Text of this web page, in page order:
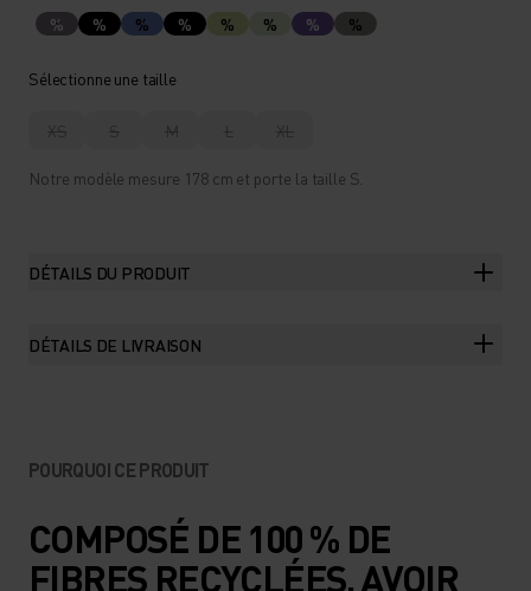
% % % % % % % %
Sélectionne une taille
XS S M L XL
Notre modèle mesure 178 cm et porte la taille S.
DÉTAILS DU PRODUIT
DÉTAILS DE LIVRAISON
POURQUOI CE PRODUIT
COMPOSÉ DE 100 % DE
FIBRES RECYCLÉES. AVOIR